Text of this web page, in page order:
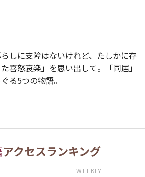
らしに支障はないけれど、たしかに存
喜怒哀楽」を思い出して。「同居」
る5つの物語。
アクセスランキング
WEEKLY